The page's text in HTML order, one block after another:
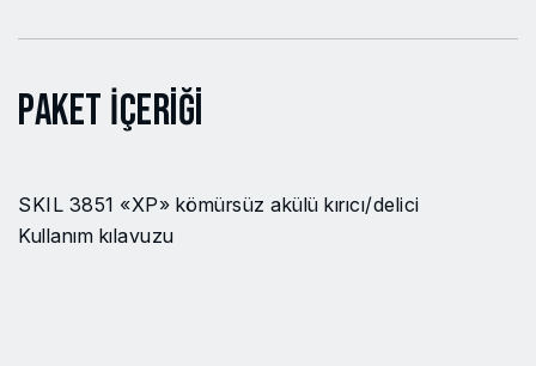
Darbe kuvveti
Fırçasız
Paket İçeriği
SKIL 3851 «XP» kömürsüz akülü kırıcı/delici
Kullanım kılavuzu